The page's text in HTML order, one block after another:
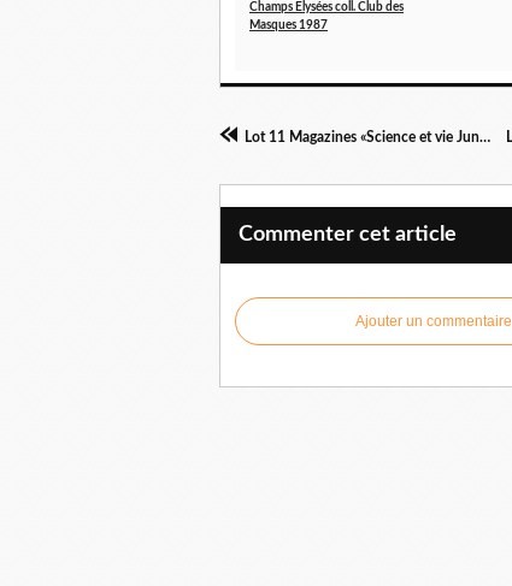
Champs Elysées coll. Club des
Masques 1987
Lot 11 Magazines «Science et vie Junior» de 2013
Commenter cet article
Ajouter un commentaire